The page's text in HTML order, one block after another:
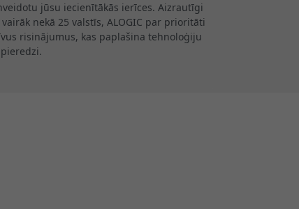
jūsu iecienītākās ierīces. Aizrautīgi
nekā 25 valstīs, ALOGIC par prioritāti
risinājumus, kas paplašina tehnoloģiju